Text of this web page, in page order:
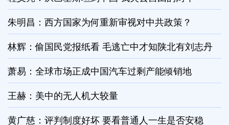
朱明昌：西方国家为何重新审视对中共政策？
林辉：偷国民党报纸看 毛逃亡中才知陕北有刘志丹
萧易：全球市场正成中国汽车过剩产能倾销地
王赫：美中的无人机大较量
黄广慈：评判制度好坏 要看普通人一生是否安稳